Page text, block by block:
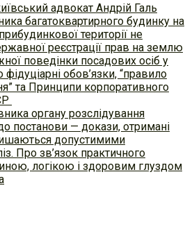
адвокат Андрій Галь
багатоквартирного будинку на
території не
реєстрації прав на землю
поведінки посадових осіб у
обов’язки, “правило
та Принципи корпоративного
органу розслідування
постанови — докази, отримані
допустимими
Про зв’язок практичного
логікою і здоровим глуздом